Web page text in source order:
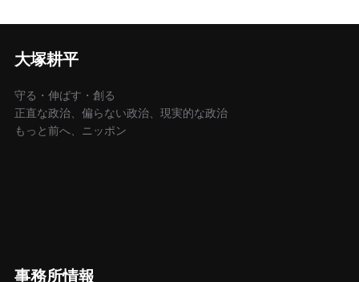
大塚耕平
守る・伸ばす・創る
正直な政治、偏らない政治、現実的な政治
もっと前へ、ニッポン
事務所情報